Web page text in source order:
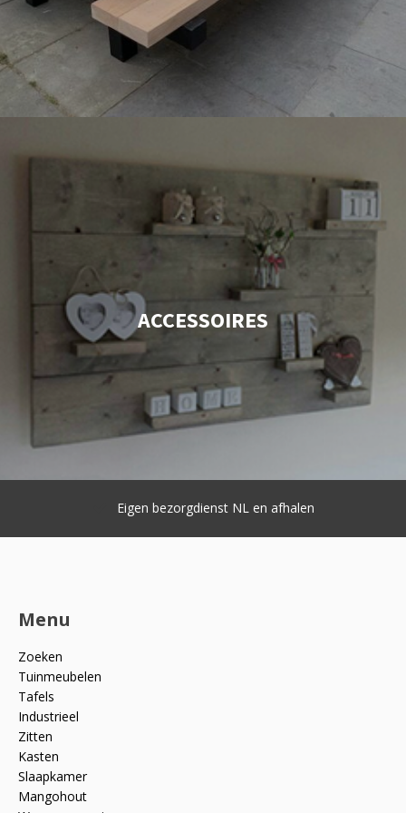
ACCESSOIRES
Eigen bezorgdienst NL en afhalen
Menu
Zoeken
Tuinmeubelen
Tafels
Industrieel
Zitten
Kasten
Slaapkamer
Mangohout